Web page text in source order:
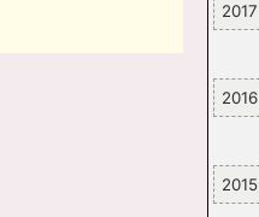
2017
2016
2015